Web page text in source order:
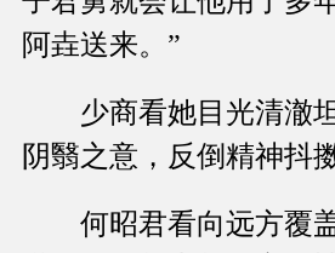
阿垚送来。”
少商看她目光清澈坦
阴翳之意，反倒精神抖
何昭君看向远方覆盖